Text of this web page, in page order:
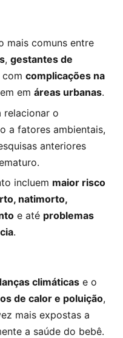
mais comuns entre
, gestantes de
com complicações na
em áreas urbanas.
relacionar o
a fatores ambientais,
anteriores
incluem maior risco
natimorto,
e até problemas
.
climáticas e o
de calor e poluição,
mais expostas a
a saúde do bebê.